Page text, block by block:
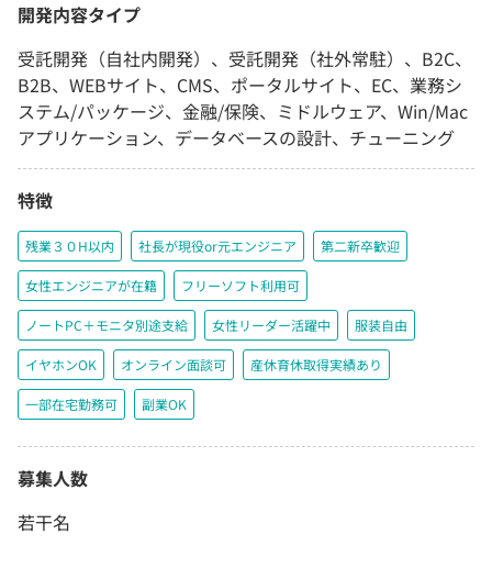
開発内容タイプ
受託開発（自社内開発）、受託開発（社外常駐）、B2C、
B2B、WEBサイト、CMS、ポータルサイト、EC、業務シ
ステム/パッケージ、金融/保険、ミドルウェア、Win/Mac
アプリケーション、データベースの設計、チューニング
特徴
残業３０H以内 社長が現役or元エンジニア 第二新卒歓迎
女性エンジニアが在籍 フリーソフト利用可
ノートPC＋モニタ別途支給 女性リーダー活躍中 服装自由
イヤホンOK オンライン面談可 産休育休取得実績あり
一部在宅勤務可 副業OK
募集人数
若干名